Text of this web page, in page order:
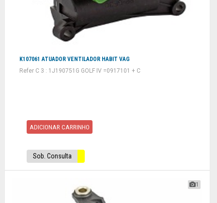
K107061 ATUADOR VENTILADOR HABIT VAG
Refer C 3 : 1J190751G GOLF IV =0917101 + C
ADICIONAR CARRINHO
Sob. Consulta
1